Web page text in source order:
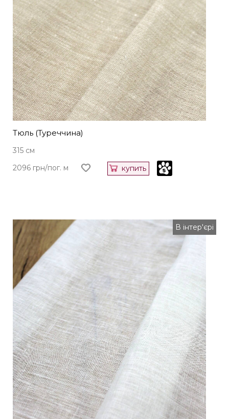
Тюль (Туреччина)
315 см
2096 грн/пог. м
купить
В інтер'єрі